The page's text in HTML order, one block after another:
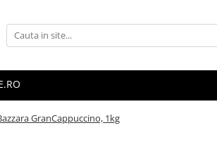
GranCappuccino, 1kg